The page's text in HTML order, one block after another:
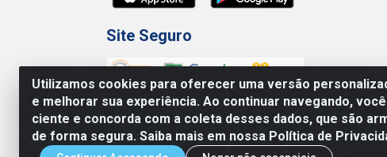
Utilizamos cookies para oferecer uma versão
e melhorar sua experiência. Ao continuar navegando,
ciente e concorda com a coleta desses dados, que são
de forma segura. Saiba mais em nossa Política de
Site Seguro
Junco Industria e Comercio Ltda - R. Lineu